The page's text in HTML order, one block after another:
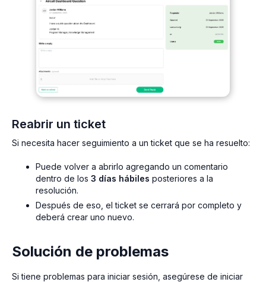
Reabrir un ticket
Si necesita hacer seguimiento a un ticket que se ha resuelto:
Puede volver a abrirlo agregando un comentario
dentro de los 3 días hábiles posteriores a la
resolución.
Después de eso, el ticket se cerrará por completo y
deberá crear uno nuevo.
Solución de problemas
Si tiene problemas para iniciar sesión, asegúrese de iniciar